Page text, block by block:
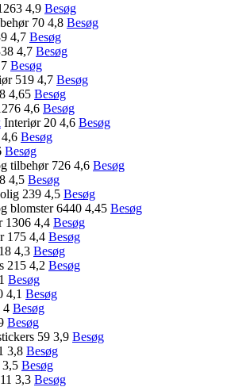
4,9 Besøg
70 4,8 Besøg
4,7 Besøg
4,7 Besøg
Besøg
519 4,7 Besøg
4,65 Besøg
4,6 Besøg
Interiør 20 4,6 Besøg
Besøg
Besøg
tilbehør 726 4,6 Besøg
4,5 Besøg
239 4,5 Besøg
blomster 6440 4,45 Besøg
1306 4,4 Besøg
175 4,4 Besøg
4,3 Besøg
215 4,2 Besøg
Besøg
4,1 Besøg
4 Besøg
Besøg
59 3,9 Besøg
3,8 Besøg
Besøg
3,3 Besøg